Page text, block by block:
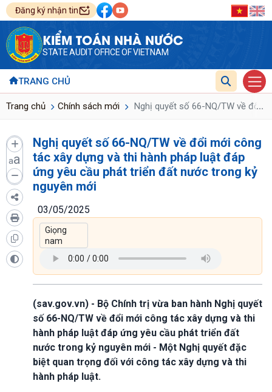
Đăng ký nhận tin
KIỂM TOÁN NHÀ NƯỚC
STATE AUDIT OFFICE OF VIETNAM
TRANG CHỦ
Trang chủ Chính sách mới Nghị quyết số 66-NQ/TW về đổi
...
aa
Nghị quyết số 66-NQ/TW về đổi mới công
tác xây dựng và thi hành pháp luật đáp
ứng yêu cầu phát triển đất nước trong kỷ
nguyên mới
03/05/2025
(sav.gov.vn) - Bộ Chính trị vừa ban hành Nghị quyết
số 66-NQ/TW về đổi mới công tác xây dựng và thi
hành pháp luật đáp ứng yêu cầu phát triển đất
nước trong kỷ nguyên mới - Một Nghị quyết đặc
biệt quan trọng đối với công tác xây dựng và thi
hành pháp luật.